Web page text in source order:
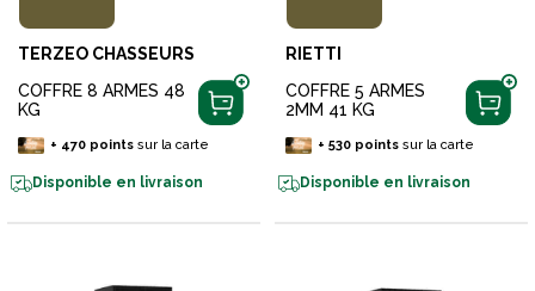
TERZEO CHASSEURS
COFFRE 8 ARMES 48
KG
+ 470pointssur la carte
Disponible en livraison
RIETTI
COFFRE 5 ARMES
2MM 41 KG
+ 530pointssur la carte
Disponible en livraison